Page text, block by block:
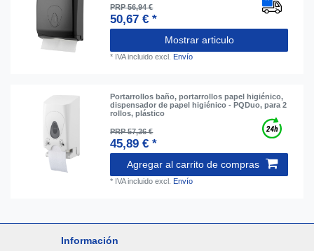
PRP 56,94 €
50,67 € *
Mostrar articulo
* IVA incluido excl. Envío
Portarrollos baño, portarrollos papel higiénico,
dispensador de papel higiénico - PQDuo, para 2
rollos, plástico
PRP 57,36 €
45,89 € *
Agregar al carrito de compras
* IVA incluido excl. Envío
Información